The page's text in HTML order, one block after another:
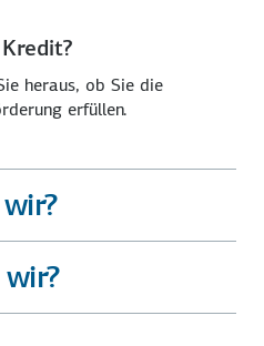
heraus, ob Sie die
erfüllen.